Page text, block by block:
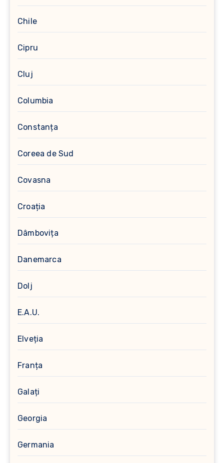
Chile
Cipru
Cluj
Columbia
Constanța
Coreea de Sud
Covasna
Croația
Dâmbovița
Danemarca
Dolj
E.A.U.
Elveția
Franța
Galați
Georgia
Germania